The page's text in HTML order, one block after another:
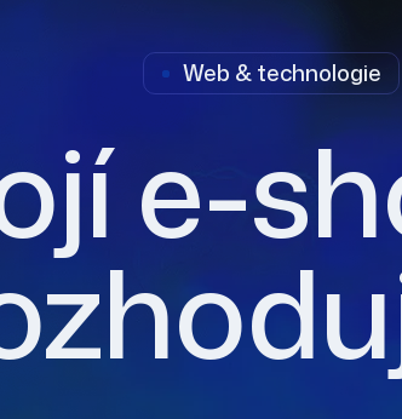
Web & technologie
e-